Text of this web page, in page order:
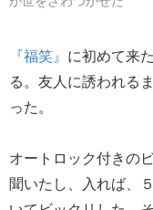
『福笑』 に初めて来
る。友人に誘われる
った。
オートロック付きの
聞いたし、入れば、